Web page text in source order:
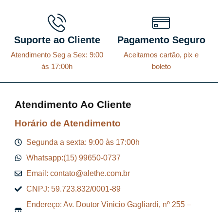
Suporte ao Cliente
Atendimento Seg a Sex: 9:00
ás 17:00h
Pagamento Seguro
Aceitamos cartão, pix e
boleto
Atendimento Ao Cliente
Horário de Atendimento
Segunda a sexta: 9:00 às 17:00h
Whatsapp:(15) 99650-0737
Email: contato@alethe.com.br
CNPJ: 59.723.832/0001-89
Endereço: Av. Doutor Vinicio Gagliardi, nº 255 –